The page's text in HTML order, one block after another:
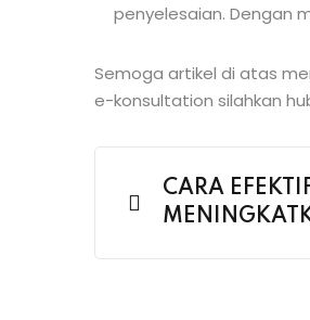
penyelesaian. Dengan
Semoga artikel di atas
e-konsultation silahkan
CARA